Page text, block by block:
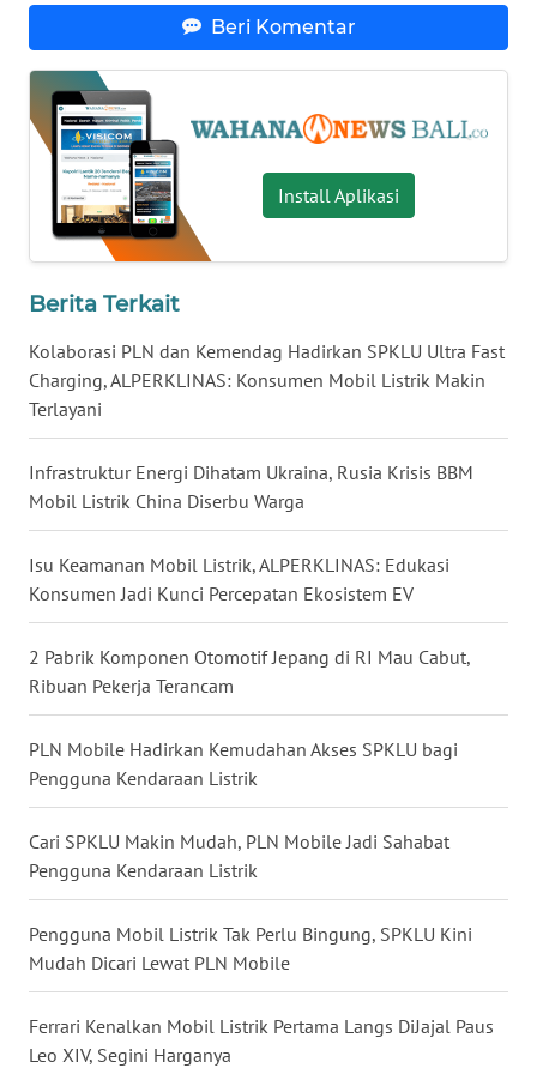
Beri Komentar
Install Aplikasi
Berita Terkait
Kolaborasi PLN dan Kemendag Hadirkan SPKLU Ultra Fast
Charging, ALPERKLINAS: Konsumen Mobil Listrik Makin
Terlayani
Infrastruktur Energi Dihatam Ukraina, Rusia Krisis BBM
Mobil Listrik China Diserbu Warga
Isu Keamanan Mobil Listrik, ALPERKLINAS: Edukasi
Konsumen Jadi Kunci Percepatan Ekosistem EV
2 Pabrik Komponen Otomotif Jepang di RI Mau Cabut,
Ribuan Pekerja Terancam
PLN Mobile Hadirkan Kemudahan Akses SPKLU bagi
Pengguna Kendaraan Listrik
Cari SPKLU Makin Mudah, PLN Mobile Jadi Sahabat
Pengguna Kendaraan Listrik
Pengguna Mobil Listrik Tak Perlu Bingung, SPKLU Kini
Mudah Dicari Lewat PLN Mobile
Ferrari Kenalkan Mobil Listrik Pertama Langs DiJajal Paus
Leo XIV, Segini Harganya
WN
INDRAMAYU
WN
KUNINGAN
WN
MAJALENGKA
WN
WN
WN
PRIANGAN
TIMUR
WN
SEMARANG
WN
SOLO
WN
BOROBUDUR
WN
WN